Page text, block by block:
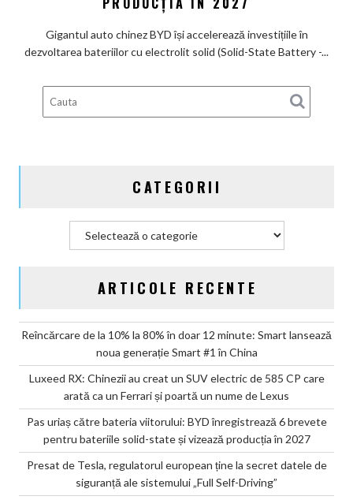
BYD
pentru
bateriile
în
Gigantul auto chinez BYD își accelerează investițiile în
dezvoltarea bateriilor cu electrolit solid (Solid-State Battery -...
CATEGORII
ARTICOLE RECENTE
Reîncărcare de la 10% la 80% în doar 12 minute: Smart lansează
noua generație Smart #1 în China
Luxeed RX: Chinezii au creat un SUV electric de 585 CP care
arată ca un Ferrari și poartă un nume de Lexus
Pas uriaș către bateria viitorului: BYD înregistrează 6 brevete
pentru bateriile solid-state și vizează producția în 2027
Presat de Tesla, regulatorul european ține la secret datele de
siguranță ale sistemului „Full Self-Driving”